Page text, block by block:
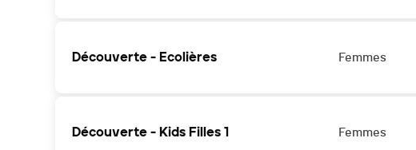
Découverte - Ecolières Femmes
Découverte - Kids Filles 1 Femmes